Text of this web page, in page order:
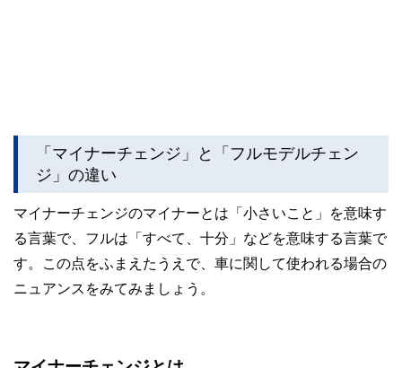
「マイナーチェンジ」と「フルモデルチェン
ジ」の違い
マイナーチェンジのマイナーとは「小さいこと」を意味す
る言葉で、フルは「すべて、十分」などを意味する言葉で
す。この点をふまえたうえで、車に関して使われる場合の
ニュアンスをみてみましょう。